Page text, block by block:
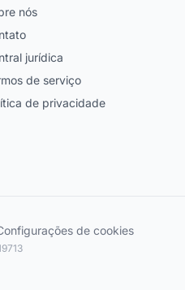
nós
jurídica
de serviço
de privacidade
de cookies